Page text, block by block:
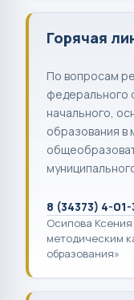
Горячая
По вопросам
федерального
начального,
образования в
8 (34373) 4-01-
Осипова
методическим
образования»